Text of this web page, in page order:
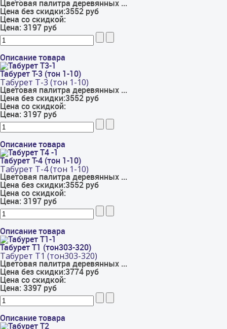
Цветовая палитра деревянных ...
Цена без скидки:3552 руб
Цена со скидкой:
Цена: 3197 руб
Описание товара
Табурет Т-3 (тон 1-10)
Табурет Т-3 (тон 1-10)
Цветовая палитра деревянных ...
Цена без скидки:3552 руб
Цена со скидкой:
Цена: 3197 руб
Описание товара
Табурет Т-4 (тон 1-10)
Табурет Т-4 (тон 1-10)
Цветовая палитра деревянных ...
Цена без скидки:3552 руб
Цена со скидкой:
Цена: 3197 руб
Описание товара
Табурет Т1 (тон303-320)
Табурет Т1 (тон303-320)
Цветовая палитра деревянных ...
Цена без скидки:3774 руб
Цена со скидкой:
Цена: 3397 руб
Описание товара